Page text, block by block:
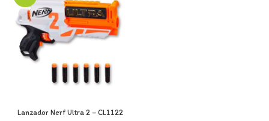
Lanzador Nerf Ultra 2 – CL1122